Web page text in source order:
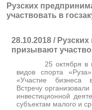
Рузских
участвовать в
28.10.2018 /
призывают
25 октября в
видов спорта
«Участие бизнеса
Встречу
инвестиционной
субъектам малого и